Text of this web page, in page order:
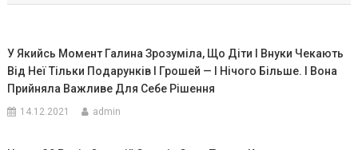
У Якийсь Момент Галина Зрозуміла, Що Діти І Внуки Чекають
Від Неї Тільки Подарунків І Грошей — І Нічого Більше. І Вона
Прийняла Важливе Для Себе Рішення
14.12.2021 admin